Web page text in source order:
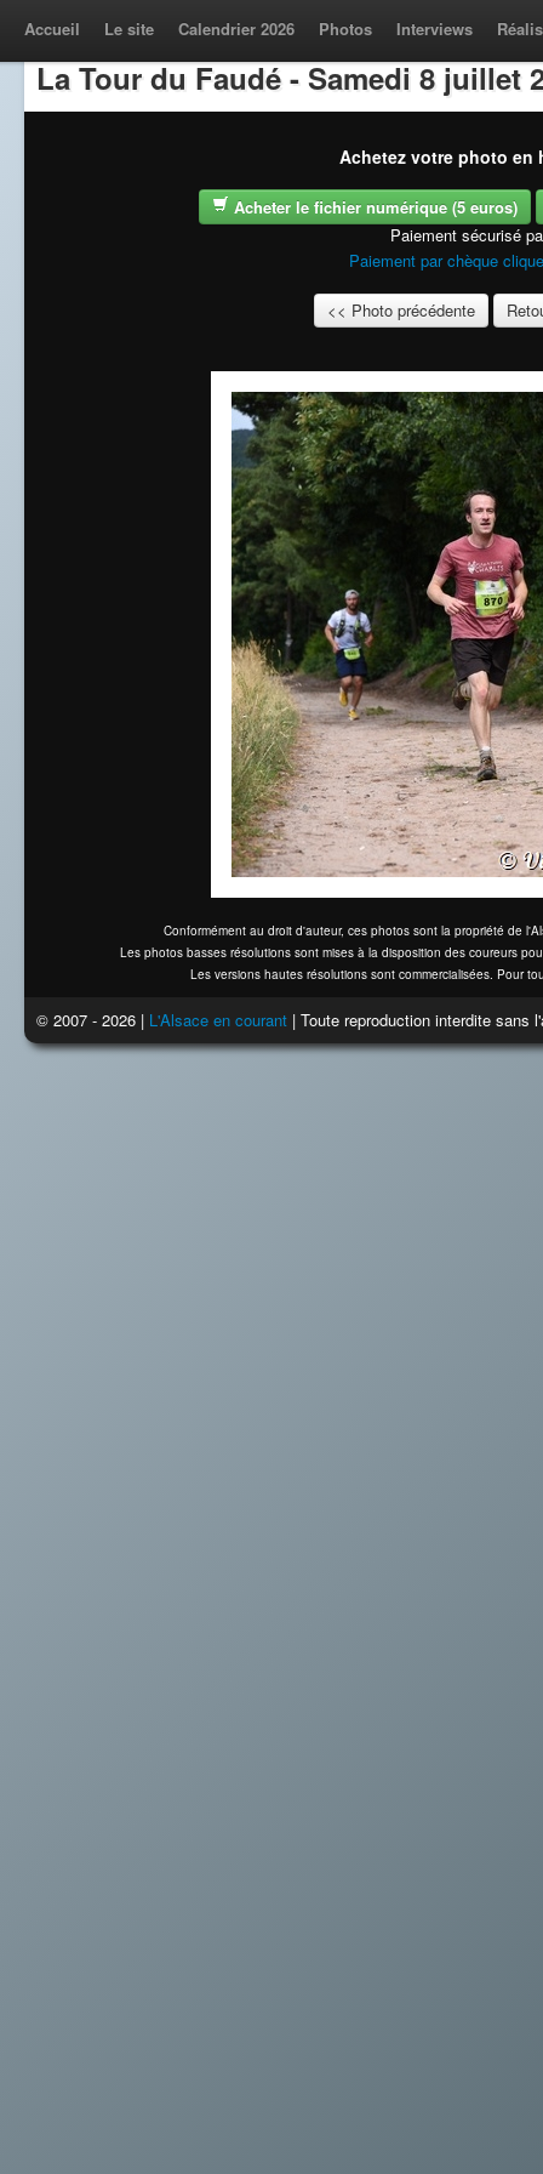
Accueil Le site Calendrier 2026 Photos Interviews
La Tour du Faudé - Samedi 8 juillet
Achetez votre photo en
Acheter le fichier numérique (5 euros)
Paiement sécurisé
Paiement par chèque
<< Photo précédente
Conformément au droit d'auteur, ces photos sont la propriété de
Les photos basses résolutions sont mises à la disposition des coureurs
Les versions hautes résolutions sont commercialisées. Pour
© 2007 - 2026 | L'Alsace en courant | Toute reproduction interdite sans